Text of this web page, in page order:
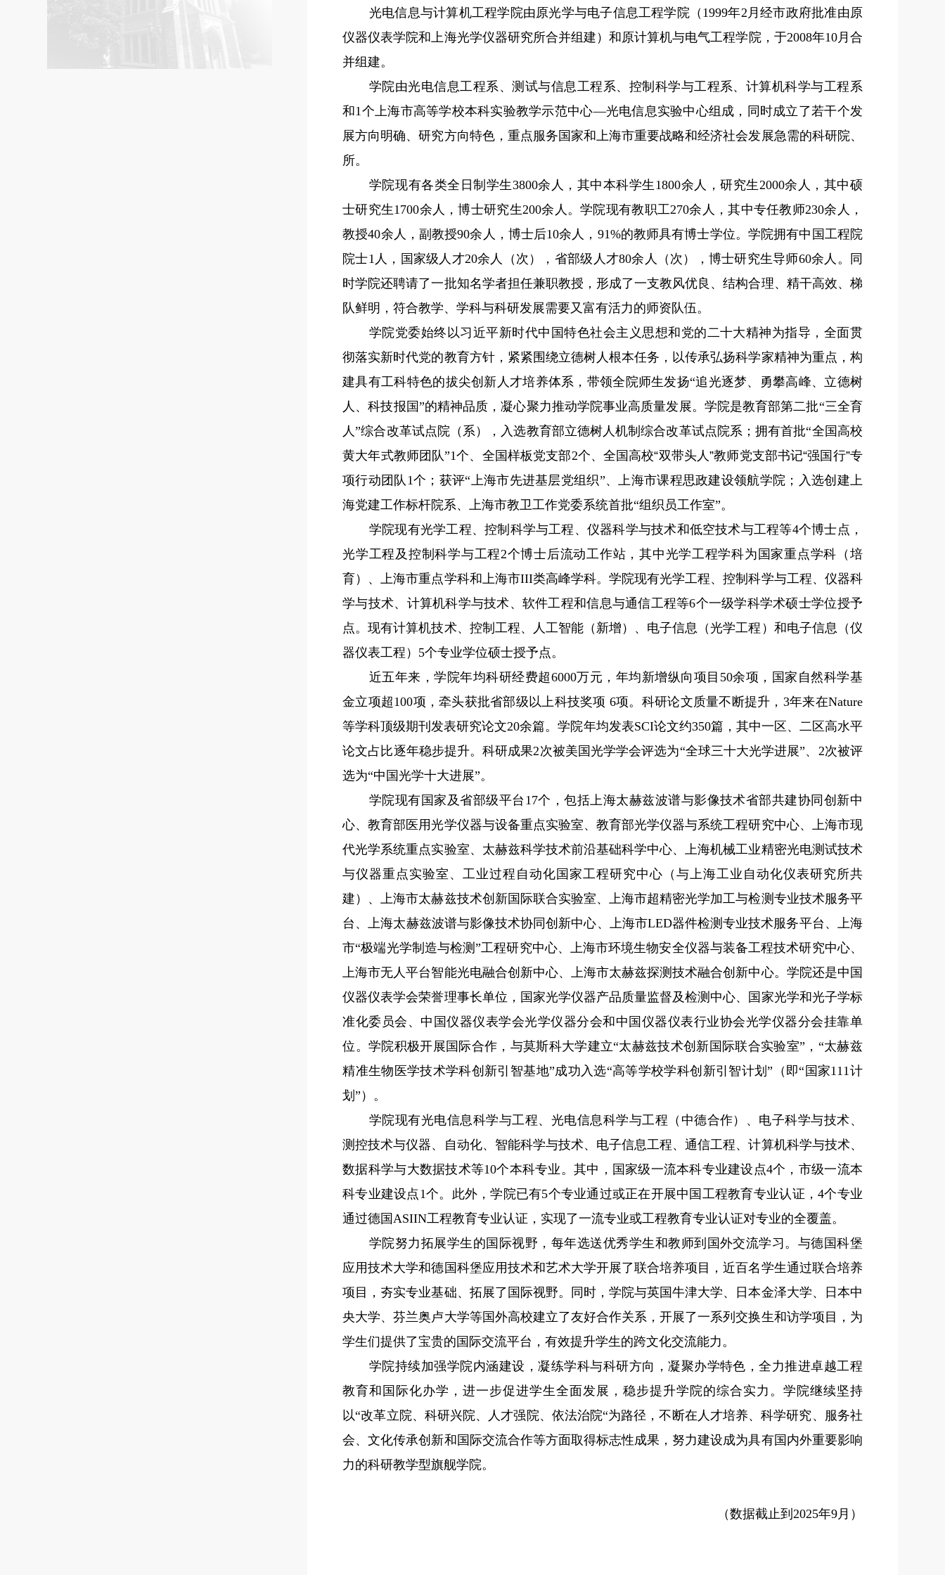
光电信息与计算机工程学院由原光学与电子信息工程学院（ 1999年2 月经市政府批准由原
仪器仪表学院和上海光学仪器研究所合并组建）和原计算机与电气工程学院，于2008年10月合
并组建。
学院由光电信息工程系、测试与信息工程系、控制科学与工程系、计算机科学与工程系
和1个上海市高等学校本科实验教学示范中心—光电信息实验中心组成，同时成立了若干个发
展方向明确、研究方向特色，重点服务国家和上海市重要战略和经济社会发展急需的科研院、
所。
学院现有各类全日制学生3800余人，其中本科学生 1800余人，研究生2000余人，其中硕
士研究生1700余人，博士研究生200余人。学院现有教职工270余人，其中专任教师230余人，
教授40余人，副教授90余人，博士后10余人， 91%的教师具有博士学位。学院拥有中国工程院
院士1 人，国家级人才20余人（次），省部级人才80余人（次），博士研究生导师60余人。同
时学院还聘请了一批知名学者担任兼职教授，形成了一支教风优良、结构合理、精干高效、梯
队鲜明，符合教学、学科与科研发展需要又富有活力的师资队伍。
学院党委始终以习近平新时代中国特色社会主义思想和党的二十大精神为指导，全面贯
彻落实新时代党的教育方针，紧紧围绕立德树人根本任务，以传承弘扬科学家精神为重点，构
建具有工科特色的拔尖创新人才培养体系，带领全院师生发扬“追光逐梦、勇攀高峰、立德树
人、科技报国”的精神品质，凝心聚力推动学院事业高质量发展。学院是教育部第二批“三全育
人”综合改革试点院（系），入选教育部立德树人机制综合改革试点院系；拥有首批“全国高校
黄大年式教师团队”1个、全国样板党支部2个、全国高校“双带头人”教师党支部书记“强国行”专
项行动团队 1个；获评“上海市先进基层党组织”、上海市课程思政建设领航学院；入选创建上
海党建工作标杆院系、上海市教卫工作党委系统首批“组织员工作室”。
学院现有光学工程、控制科学与工程、仪器科学与技术和低空技术与工程等4个博士点，
光学工程及控制科学与工程2个博士后流动工作站，其中光学工程学科为国家重点学科（培
育）、上海市重点学科和上海市III类高峰学科。学院现有光学工程、控制科学与工程、仪器科
学与技术、计算机科学与技术、软件工程和信息与通信工程等6个一级学科学术硕士学位授予
点。现有计算机技术、控制工程、人工智能（新增）、电子信息（光学工程）和电子信息（仪
器仪表工程）5个专业学位硕士授予点。
近五年来，学院年均科研经费超6000万元，年均新增纵向项目 50余项，国家自然科学基
金立项超100项，牵头获批省部级以上科技奖项 6项。科研论文质量不断提升， 3年来在Nature
等学科顶级期刊发表研究论文20余篇。学院年均发表SCI论文约350篇，其中一区、二区高水平
论文占比逐年稳步提升。科研成果2次被美国光学学会评选为“全球三十大光学进展”、 2次被评
选为“中国光学十大进展”。
学院现有国家及省部级平台 17个，包括上海太赫兹波谱与影像技术省部共建协同创新中
心、教育部医用光学仪器与设备重点实验室、教育部光学仪器与系统工程研究中心、上海市现
代光学系统重点实验室、太赫兹科学技术前沿基础科学中心、上海机械工业精密光电测试技术
与仪器重点实验室、工业过程自动化国家工程研究中心（与上海工业自动化仪表研究所共
建）、上海市太赫兹技术创新国际联合实验室、上海市超精密光学加工与检测专业技术服务平
台、上海太赫兹波谱与影像技术协同创新中心、上海市LED器件检测专业技术服务平台、上海
市“极端光学制造与检测”工程研究中心、上海市环境生物安全仪器与装备工程技术研究中心、
上海市无人平台智能光电融合创新中心、上海市太赫兹探测技术融合创新中心。学院还是中国
仪器仪表学会荣誉理事长单位，国家光学仪器产品质量监督及检测中心、国家光学和光子学标
准化委员会、中国仪器仪表学会光学仪器分会和中国仪器仪表行业协会光学仪器分会挂靠单
位。学院积极开展国际合作，与莫斯科大学建立“太赫兹技术创新国际联合实验室”，“太赫兹
精准生物医学技术学科创新引智基地”成功入选“高等学校学科创新引智计划”（即“国家111计
划”）。
学院现有光电信息科学与工程、光电信息科学与工程（中德合作）、电子科学与技术、
测控技术与仪器、自动化、智能科学与技术、电子信息工程、通信工程、计算机科学与技术、
数据科学与大数据技术等10个本科专业。其中，国家级一流本科专业建设点4个，市级一流本
科专业建设点1个。此外，学院已有5个专业通过或正在开展中国工程教育专业认证，4个专业
通过德国ASIIN工程教育专业认证，实现了一流专业或工程教育专业认证对专业的全覆盖。
学院努力拓展学生的国际视野，每年选送优秀学生和教师到国外交流学习。与德国科堡
应用技术大学和德国科堡应用技术和艺术大学开展了联合培养项目，近百名学生通过联合培养
项目，夯实专业基础、拓展了国际视野。同时，学院与英国牛津大学、日本金泽大学、日本中
央大学、芬兰奥卢大学等国外高校建立了友好合作关系，开展了一系列交换生和访学项目，为
学生们提供了宝贵的国际交流平台，有效提升学生的跨文化交流能力。
学院持续加强学院内涵建设，凝练学科与科研方向，凝聚办学特色，全力推进卓越工程
教育和国际化办学，进一步促进学生全面发展，稳步提升学院的综合实力。学院继续坚持
以“改革立院、科研兴院、人才强院、依法治院“为路径，不断在人才培养、科学研究、服务社
会、文化传承创新和国际交流合作等方面取得标志性成果，努力建设成为具有国内外重要影响
力的科研教学型旗舰学院。
（数据截止到 2025年9月）